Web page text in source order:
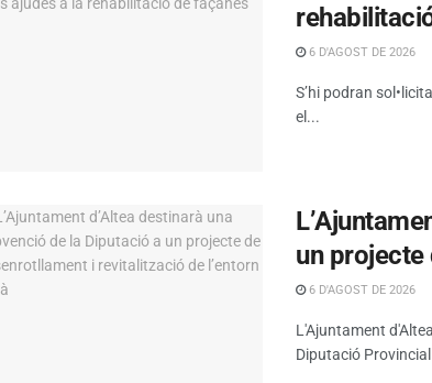
6 D'AGOST DE 2026
S’hi podran
el...
un projecte
6 D'AGOST DE 2026
L'Ajuntament
Diputació